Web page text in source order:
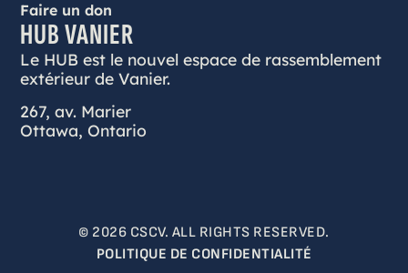
Faire un don
HUB VANIER
Le HUB est le nouvel espace de rassemblement
extérieur de Vanier.
267, av. Marier
Ottawa, Ontario
© 2026 CSCV. ALL RIGHTS RESERVED.
POLITIQUE DE CONFIDENTIALITÉ